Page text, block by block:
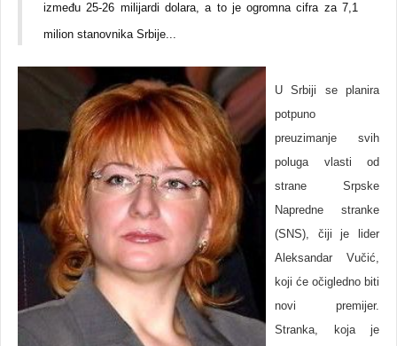
između 25-26 milijardi dolara, a to je ogromna cifra za 7,1
milion stanovnika Srbije...
U Srbiji se planira
potpuno
preuzimanje svih
poluga vlasti od
strane Srpske
Napredne stranke
(SNS), čiji je lider
Aleksandar Vučić,
koji će očigledno biti
novi premijer.
Stranka, koja je